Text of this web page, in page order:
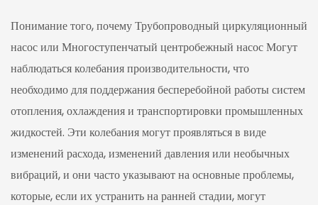
Понимание того, почемуТрубопроводный циркуляционный
насосили Многоступенчатый центробежный насосМогут
наблюдаться колебания производительности, что
необходимо для поддержания бесперебойной работы систем
отопления, охлаждения и транспортировки промышленных
жидкостей. Эти колебания могут проявляться в виде
изменений расхода, изменений давления или необычных
вибраций, и они часто указывают на основные проблемы,
которые, если их устранить на ранней стадии, могут